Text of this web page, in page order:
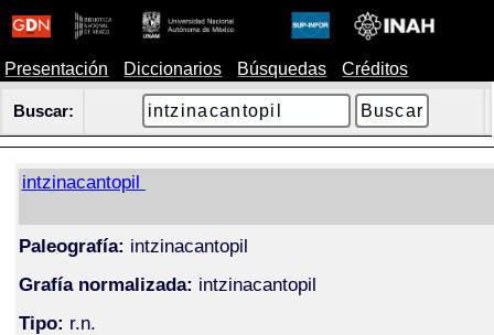
Presentación Diccionarios Búsquedas Créditos
Buscar:
intzinacantopil
Paleografía: intzinacantopil
Grafía normalizada: intzinacantopil
Tipo: r.n.